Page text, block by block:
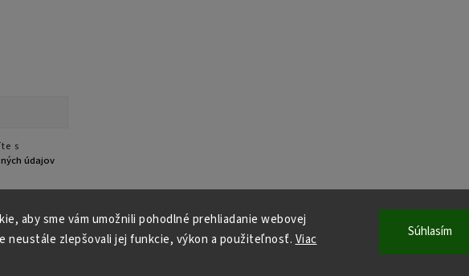
aby sme vám umožnili pohodlné prehliadanie webovej
neustále zlepšovali jej funkcie, výkon a použiteľnosť. Viac Súhlasím
s
údajov